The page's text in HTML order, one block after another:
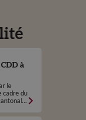
à
le
cadre du